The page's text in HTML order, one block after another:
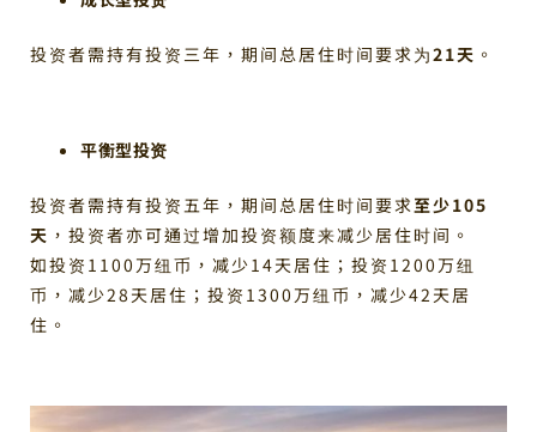
投资者需持有投资三年，期间总居住时间要求为21天 。
平衡型投资
投资者需持有投资五年，期间总居住时间要求至少105
天 ，投资者亦可通过增加投资额度来减少居住时间。
如投资1100万纽币，减少14天居住；投资1200万纽
币，减少28天居住；投资1300万纽币，减少42天居
住。